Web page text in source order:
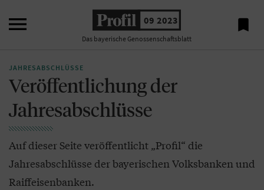
 09 2023
Das bayerische Genossenschaftsblatt

JAHRESABSCHLÜSSE
Veröffentlichung der
Jahresabschlüsse
Auf dieser Seite veröffentlicht „Profil“ die
Jahresabschlüsse der bayerischen Volksbanken und
Raiffeisenbanken.